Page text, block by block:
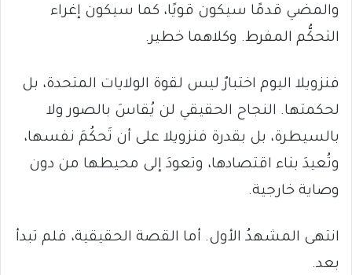
والمضي قدمًا سيكون قويًا، كما سيكون إغراء
التحكُّم المفرط. وكلاهما خطير.
فنزويلا اليوم اختبارٌ ليس لقوة الولايات المتحدة، بل
لحكمتها. النجاح الحقيقي لن يُقاسَ بالصور ولا
بالسيطرة، بل بقدرة فنزويلا على أن تَحكُمَ نفسها،
وتُعيدَ بناء اقتصادها، وتعودَ إلى محيطها من دون
وصاية خارجية.
انتهى المشهدُ الأول. أما القصة الحقيقية، فلم تبدأ
بعد.